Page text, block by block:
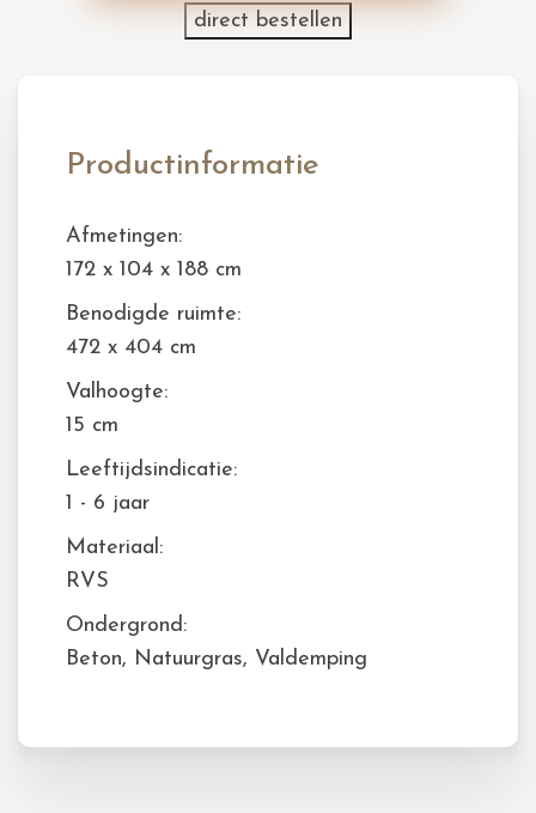
direct bestellen
Productinformatie
Afmetingen:
172 x 104 x 188 cm
Benodigde ruimte:
472 x 404 cm
Valhoogte:
15 cm
Leeftijdsindicatie:
1 - 6 jaar
Materiaal:
RVS
Ondergrond:
Beton, Natuurgras, Valdemping